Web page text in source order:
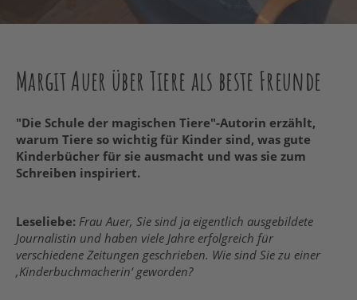
Margit Auer über Tiere als beste Freunde
"Die Schule der magischen Tiere"-Autorin erzählt,
warum Tiere so wichtig für Kinder sind, was gute
Kinderbücher für sie ausmacht und was sie zum
Schreiben inspiriert.
Leseliebe: Frau Auer, Sie sind ja eigentlich ausgebildete
Journalistin und haben viele Jahre erfolgreich für
verschiedene Zeitungen geschrieben. Wie sind Sie zu einer
‚Kinderbuchmacherin‘ geworden?